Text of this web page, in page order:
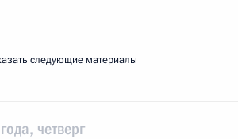
следующие материалы
четверг